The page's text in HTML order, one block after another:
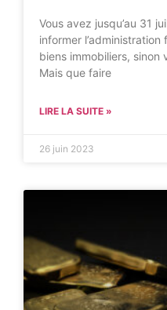
Vous avez jusqu’au 31
informer l’administration
biens immobiliers, sinon
Mais que faire
LIRE LA SUITE »
26 juin 2023